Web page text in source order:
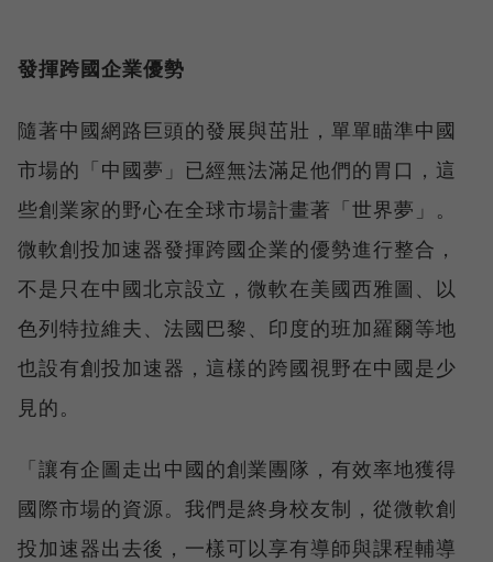
發揮跨國企業優勢
隨著中國網路巨頭的發展與茁壯，單單瞄準中國
市場的「中國夢」已經無法滿足他們的胃口，這
些創業家的野心在全球市場計畫著「世界夢」。
微軟創投加速器發揮跨國企業的優勢進行整合，
不是只在中國北京設立，微軟在美國西雅圖、以
色列特拉維夫、法國巴黎、印度的班加羅爾等地
也設有創投加速器，這樣的跨國視野在中國是少
見的。
「讓有企圖走出中國的創業團隊，有效率地獲得
國際市場的資源。我們是終身校友制，從微軟創
投加速器出去後，一樣可以享有導師與課程輔導